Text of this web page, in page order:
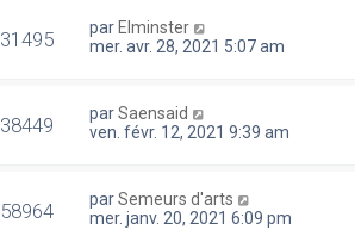
31495 par Elminster
mer. avr. 28, 2021 5:07 am
38449 parSaensaid
ven. févr. 12, 2021 9:39 am
58964 parSemeurs d'arts
mer. janv. 20, 2021 6:09 pm